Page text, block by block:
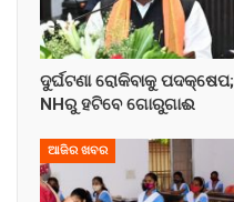
ଦୁର୍ଘଟଣା ରୋକିବାକୁ ପଦକ୍ଷେପ;
NHରୁ ହଟିବେ ଗୋରୁଗାଈ
ଆଜିର ଖବର